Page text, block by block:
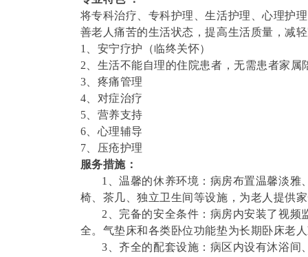
将专科治疗、专科护理、生活护理、心理护
善老人痛苦的生活状态，提高生活质量，减
1、安宁疗护（临终关怀）
2、生活不能自理的住院患者，无需患者家属
3、疼痛管理
4、对症治疗
5、营养支持
6、心理辅导
7、压疮护理
服务措施：
1、温馨的休养环境：病房布置温馨淡雅
椅、茶几、独立卫生间等设施，为老人提供
2、完备的安全条件：病房内安装了视频
全。气垫床和各类卧位功能垫为长期卧床老
3、齐全的配套设施：病区内设有沐浴间